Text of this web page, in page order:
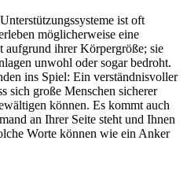
ist oft
möglicherweise eine
aufgrund ihrer Körpergröße; sie
unwohl oder sogar bedroht.
ins Spiel: Ein verständnisvoller
sich große Menschen sicherer
können. Es kommt auch
an Ihrer Seite steht und Ihnen
Worte können wie ein Anker